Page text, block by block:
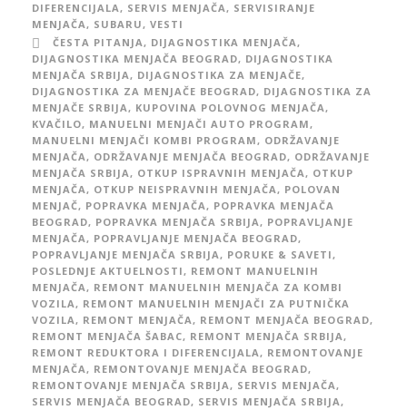
DIFERENCIJALA, SERVIS MENJAČA, SERVISIRANJE
MENJAČA, SUBARU, VESTI
ČESTA PITANJA, DIJAGNOSTIKA MENJAČA,
DIJAGNOSTIKA MENJAČA BEOGRAD, DIJAGNOSTIKA
MENJAČA SRBIJA, DIJAGNOSTIKA ZA MENJAČE,
DIJAGNOSTIKA ZA MENJAČE BEOGRAD, DIJAGNOSTIKA ZA
MENJAČE SRBIJA, KUPOVINA POLOVNOG MENJAČA,
KVAČILO, MANUELNI MENJAČI AUTO PROGRAM,
MANUELNI MENJAČI KOMBI PROGRAM, ODRŽAVANJE
MENJAČA, ODRŽAVANJE MENJAČA BEOGRAD, ODRŽAVANJE
MENJAČA SRBIJA, OTKUP ISPRAVNIH MENJAČA, OTKUP
MENJAČA, OTKUP NEISPRAVNIH MENJAČA, POLOVAN
MENJAČ, POPRAVKA MENJAČA, POPRAVKA MENJAČA
BEOGRAD, POPRAVKA MENJAČA SRBIJA, POPRAVLJANJE
MENJAČA, POPRAVLJANJE MENJAČA BEOGRAD,
POPRAVLJANJE MENJAČA SRBIJA, PORUKE & SAVETI,
POSLEDNJE AKTUELNOSTI, REMONT MANUELNIH
MENJAČA, REMONT MANUELNIH MENJAČA ZA KOMBI
VOZILA, REMONT MANUELNIH MENJAČI ZA PUTNIČKA
VOZILA, REMONT MENJAČA, REMONT MENJAČA BEOGRAD,
REMONT MENJAČA ŠABAC, REMONT MENJAČA SRBIJA,
REMONT REDUKTORA I DIFERENCIJALA, REMONTOVANJE
MENJAČA, REMONTOVANJE MENJAČA BEOGRAD,
REMONTOVANJE MENJAČA SRBIJA, SERVIS MENJAČA,
SERVIS MENJAČA BEOGRAD, SERVIS MENJAČA SRBIJA,